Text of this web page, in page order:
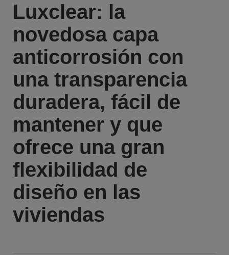
Luxclear: la
novedosa capa
anticorrosión con
una transparencia
duradera, fácil de
mantener y que
ofrece una gran
flexibilidad de
diseño en las
viviendas